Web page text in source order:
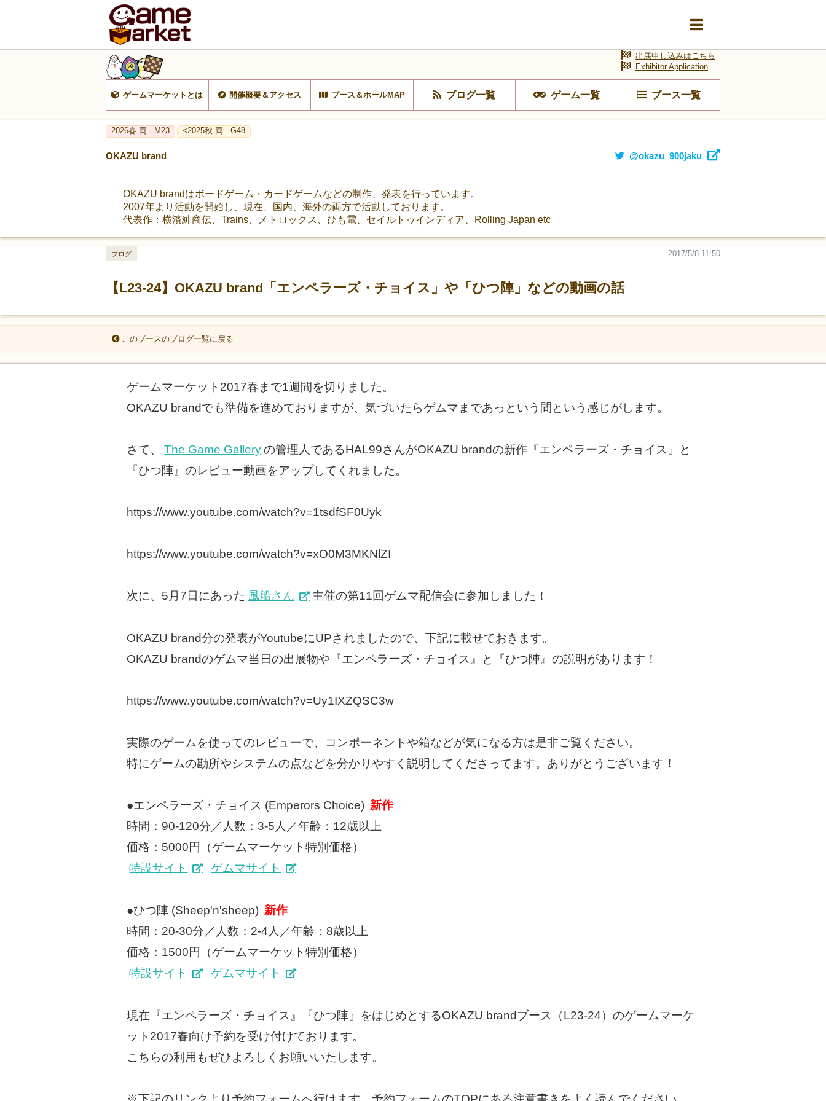
ゲームマーケットとは 開催概要＆アクセス ブース＆ホールMAP ブログ一覧 ゲーム一覧 ブース一覧
出展申し込みはこちら
Exhibitor Application
2026春 両 - M23 <2025秋 両 - G48
OKAZU brand @okazu_900jaku
OKAZU brandはボードゲーム・カードゲームなどの制作、発表を行っています。
2007年より活動を開始し、現在、国内、海外の両方で活動しております。
代表作：横濱紳商伝、Trains、メトロックス、ひも電、セイルトゥインディア、Rolling Japan etc
【L23-24】OKAZU brand「エンペラーズ・チョイス」や「ひつ陣」などの動画の話
2017/5/8 11:50
ブログ
このブースのブログ一覧に戻る
ゲームマーケット2017春まで1週間を切りました。
OKAZU brandでも準備を進めておりますが、気づいたらゲムマまであっという間という感じがします。
さて、 The Game Gallery の管理人であるHAL99さんがOKAZU brandの新作『エンペラーズ・チョイス』と
『ひつ陣』のレビュー動画をアップしてくれました。
https://www.youtube.com/watch?v=1tsdfSF0Uyk
https://www.youtube.com/watch?v=xO0M3MKNlZI
次に、5月7日にあった 風船さん 主催の第11回ゲムマ配信会に参加しました！
OKAZU brand分の発表がYoutubeにUPされましたので、下記に載せておきます。
OKAZU brandのゲムマ当日の出展物や『エンペラーズ・チョイス』と『ひつ陣』の説明があります！
https://www.youtube.com/watch?v=Uy1IXZQSC3w
実際のゲームを使ってのレビューで、コンポーネントや箱などが気になる方は是非ご覧ください。
特にゲームの勘所やシステムの点などを分かりやすく説明してくださってます。ありがとうございます！
●エンペラーズ・チョイス (Emperors Choice) 新作
時間：90-120分／人数：3-5人／年齢：12歳以上
価格：5000円（ゲームマーケット特別価格）
特設サイト
ゲムマサイト
●ひつ陣 (Sheep'n'sheep) 新作
時間：20-30分／人数：2-4人／年齢：8歳以上
価格：1500円（ゲームマーケット特別価格）
特設サイト
ゲムマサイト
現在『エンペラーズ・チョイス』『ひつ陣』をはじめとするOKAZU brandブース（L23-24）のゲームマーケ
ット2017春向け予約を受け付けております。
こちらの利用もぜひよろしくお願いいたします。